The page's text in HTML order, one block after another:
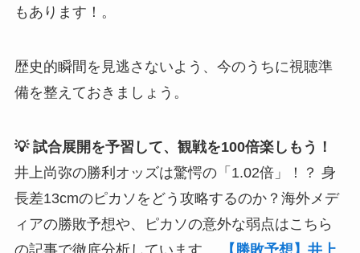
もあります！。
歴史的瞬間を見逃さないよう、今のうちに視聴準
備を整えておきましょう。
💡 試合展開を予習して、観戦を100倍楽しもう！
井上尚弥の勝利オッズは驚愕の「1.02倍」！？ 身
長差13cmのピカソをどう攻略するのか？海外メデ
ィアの勝敗予想や、ピカソの意外な弱点はこちら